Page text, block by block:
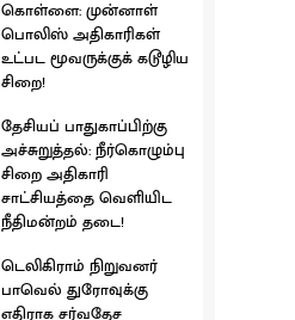
கொள்ளை: முன்னாள்
பொலிஸ் அதிகாரிகள்
உட்பட மூவருக்குக் கடூழிய
சிறை!
தேசியப் பாதுகாப்பிற்கு
அச்சுறுத்தல்: நீர்கொழும்பு
சிறை அதிகாரி
சாட்சியத்தை வெளியிட
நீதிமன்றம் தடை!
டெலிகிராம் நிறுவனர்
பாவெல் துரோவுக்கு
எதிராக சர்வதேச